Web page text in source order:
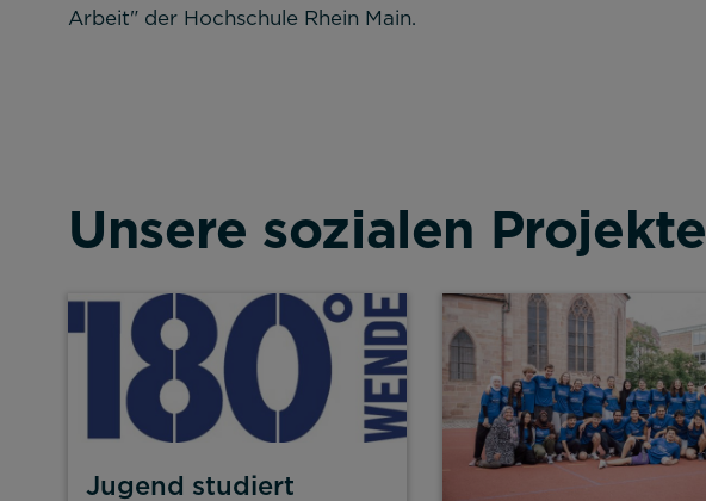
Arbeit" der Hochschule Rhein Main.
Unsere sozialen Projekte
Jugend studiert